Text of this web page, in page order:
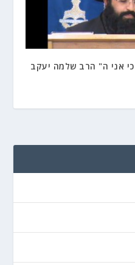
אני ה" הרב שלמה יעקב